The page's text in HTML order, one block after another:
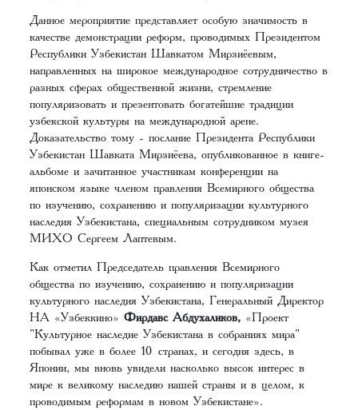
Данное мероприятие представляет особую значимость в
качестве демонстрации реформ, проводимых Президентом
Республики Узбекистан Шавкатом Мирзиёевым,
направленных на широкое международное сотрудничество в
разных сферах общественной жизни, стремление
популяризовать и презентовать богатейшие традиции
узбекской культуры на международной арене.
Доказательство тому - послание Президента Республики
Узбекистан Шавката Мирзиёева, опубликованное в книге-
альбоме и зачитанное участникам конференции на
японском языке членом правления Всемирного общества
по изучению, сохранению и популяризации культурного
наследия Узбекистана, специальным сотрудником музея
МИХО Сергеем Лаптевым.
Как отметил Председатель правления Всемирного
общества по изучению, сохранению и популяризации
культурного наследия Узбекистана, Генеральный Директор
НА «Узбеккино»Фирдавс Абдухаликов, «Проект
"Культурное наследие Узбекистана в собраниях мира"
побывал уже в более 10 странах, и сегодня здесь, в
Японии, мы вновь увидели насколько высок интерес в
мире к великому наследию нашей страны и в целом, к
проводимым реформам в новом Узбекистане».